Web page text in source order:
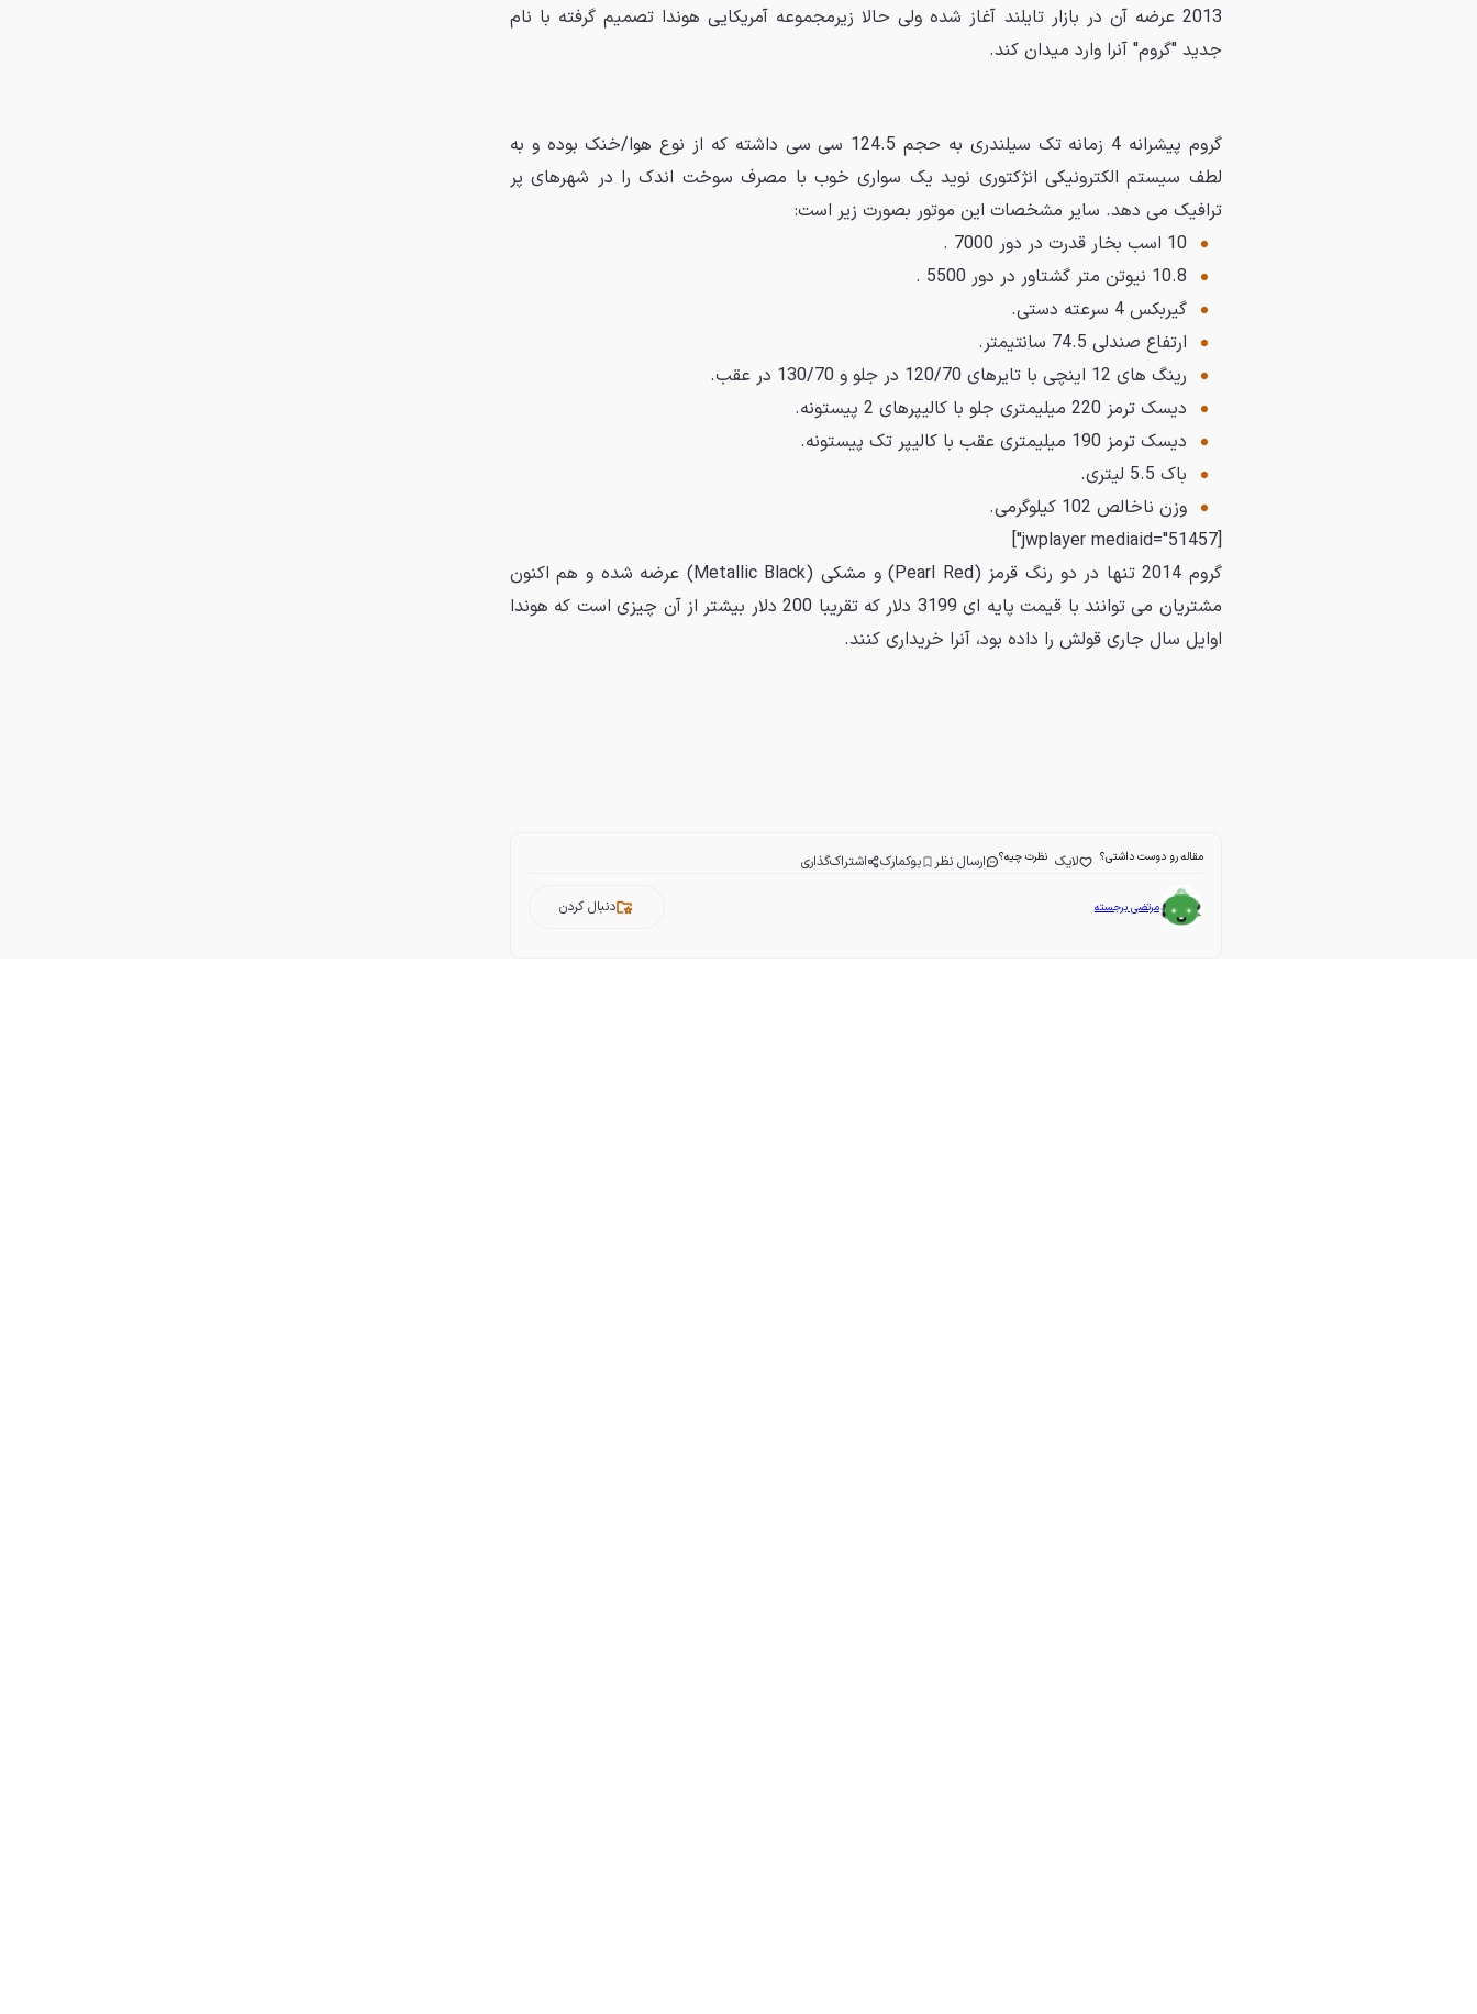
2013 عرضه آن در بازار تایلند آغاز شده ولی حالا زیرمجموعه آمریکایی هوندا تصمیم گرفته با نام
جدید "گروم" آنرا وارد میدان کند.
گروم پیشرانه 4 زمانه تک سیلندری به حجم 124.5 سی سی داشته که از نوع هوا/خنک بوده و به
لطف سیستم الکترونیکی انژکتوری نوید یک سواری خوب با مصرف سوخت اندک را در شهرهای پر
ترافیک می دهد. سایر مشخصات این موتور بصورت زیر است:
10 اسب بخار قدرت در دور 7000 .
10.8 نیوتن متر گشتاور در دور 5500 .
گیربکس 4 سرعته دستی.
ارتفاع صندلی 74.5 سانتیمتر.
رینگ های 12 اینچی با تایرهای 120/70 در جلو و 130/70 در عقب.
دیسک ترمز 220 میلیمتری جلو با کالیپرهای 2 پیستونه.
دیسک ترمز 190 میلیمتری عقب با کالیپر تک پیستونه.
باک 5.5 لیتری.
وزن ناخالص 102 کیلوگرمی.
[jwplayer mediaid="51457"]
گروم 2014 تنها در دو رنگ قرمز (Pearl Red) و مشکی (Metallic Black) عرضه شده و هم اکنون
مشتریان می توانند با قیمت پایه ای 3199 دلار که تقریبا 200 دلار بیشتر از آن چیزی است که هوندا
اوایل سال جاری قولش را داده بود، آنرا خریداری کنند.
مقاله رو دوست داشتی؟ لایک نظرت چیه؟ ارسال نظر بوکمارک اشتراک‌گذاری
مرتضی برجسته دنبال کردن